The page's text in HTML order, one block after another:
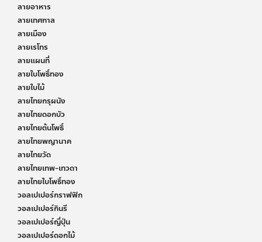
ลายอาหาร
ลายเทศกาล
ลายเมือง
ลายเรโทร
ลายแผนที่
ลายใบโพธิ์ทอง
ลายใบไม้
ลายไทยกรุผนัง
ลายไทยดอกบัว
ลายไทยต้นโพธิ์
ลายไทยพญานาค
ลายไทยวัด
ลายไทยเทพ-เทวดา
ลายไทยใบโพธิ์ทอง
วอลเปเปอร์กราฟฟิก
วอลเปเปอร์กินรี
วอลเปเปอร์ญี่ปุ่น
วอลเปเปอร์ดอกไม้